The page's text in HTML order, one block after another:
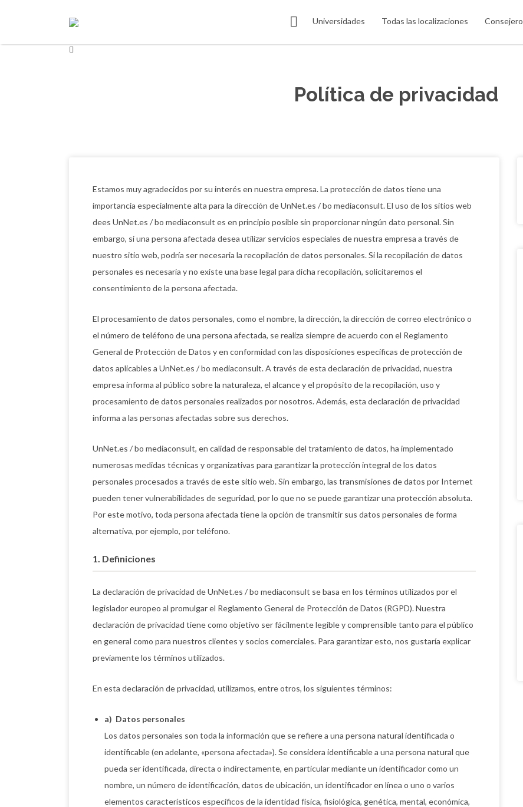
Universidades Todas las localizaciones Consejero
por:
Política de privacidad
Estamos muy agradecidos por su interés en nuestra empresa. La protección de datos tiene una
importancia especialmente alta para la dirección de UnNet.es / bo mediaconsult. El uso de los sitios web
dees UnNet.es / bo mediaconsult es en principio posible sin proporcionar ningún dato personal. Sin
embargo, si una persona afectada desea utilizar servicios especiales de nuestra empresa a través de
nuestro sitio web, podría ser necesaria la recopilación de datos personales. Si la recopilación de datos
personales es necesaria y no existe una base legal para dicha recopilación, solicitaremos el
consentimiento de la persona afectada.
El procesamiento de datos personales, como el nombre, la dirección, la dirección de correo electrónico o
el número de teléfono de una persona afectada, se realiza siempre de acuerdo con el Reglamento
General de Protección de Datos y en conformidad con las disposiciones específicas de protección de
datos aplicables a UnNet.es / bo mediaconsult. A través de esta declaración de privacidad, nuestra
empresa informa al público sobre la naturaleza, el alcance y el propósito de la recopilación, uso y
procesamiento de datos personales realizados por nosotros. Además, esta declaración de privacidad
informa a las personas afectadas sobre sus derechos.
UnNet.es / bo mediaconsult, en calidad de responsable del tratamiento de datos, ha implementado
numerosas medidas técnicas y organizativas para garantizar la protección integral de los datos
personales procesados a través de este sitio web. Sin embargo, las transmisiones de datos por Internet
pueden tener vulnerabilidades de seguridad, por lo que no se puede garantizar una protección absoluta.
Por este motivo, toda persona afectada tiene la opción de transmitir sus datos personales de forma
alternativa, por ejemplo, por teléfono.
1. Definiciones
La declaración de privacidad de UnNet.es / bo mediaconsult se basa en los términos utilizados por el
legislador europeo al promulgar el Reglamento General de Protección de Datos (RGPD). Nuestra
declaración de privacidad tiene como objetivo ser fácilmente legible y comprensible tanto para el público
en general como para nuestros clientes y socios comerciales. Para garantizar esto, nos gustaría explicar
previamente los términos utilizados.
En esta declaración de privacidad, utilizamos, entre otros, los siguientes términos:
a) Datos personales
Los datos personales son toda la información que se refiere a una persona natural identificada o
identificable (en adelante, «persona afectada»). Se considera identificable a una persona natural que
pueda ser identificada, directa o indirectamente, en particular mediante un identificador como un
nombre, un número de identificación, datos de ubicación, un identificador en línea o uno o varios
elementos característicos específicos de la identidad física, fisiológica, genética, mental, económica,